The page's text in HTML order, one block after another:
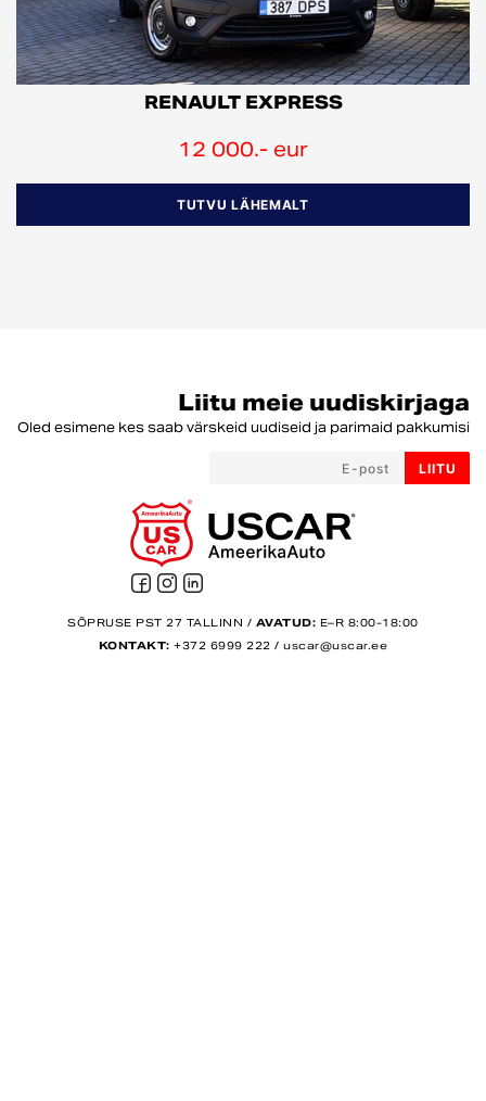
RENAULT EXPRESS
12 000.- eur
TUTVU LÄHEMALT
SÕPRUSE PST 27 TALLINN /AVATUD: E–R 8:00-18:00
KONTAKT:+372 6999 222/uscar@uscar.ee
Liitu meie uudiskirjaga
Oled esimene kes saab värskeid uudiseid ja parimaid pakkumisi
LIITU